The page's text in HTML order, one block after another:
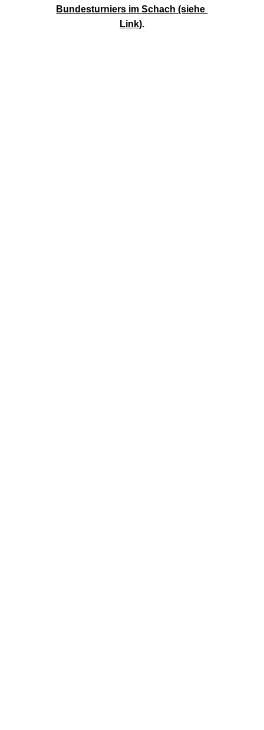
Bundesturniers im Schach (siehe
Link).